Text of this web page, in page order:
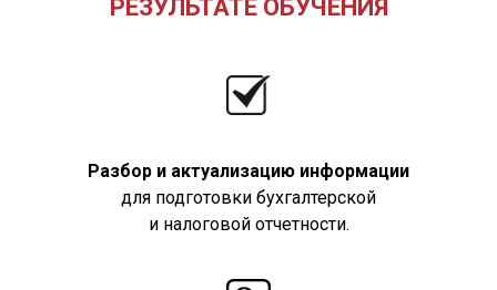
РЕЗУЛЬТАТЕ ОБУЧЕНИЯ
Разбор и актуализацию информации
для подготовки бухгалтерской
и налоговой отчетности.